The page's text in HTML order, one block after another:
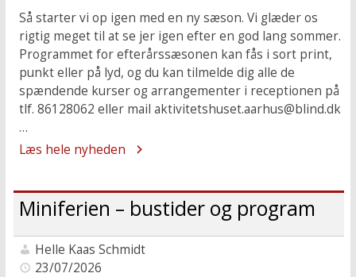
Så starter vi op igen med en ny sæson. Vi glæder os
rigtig meget til at se jer igen efter en god lang sommer.
Programmet for efterårssæsonen kan fås i sort print,
punkt eller på lyd, og du kan tilmelde dig alle de
spændende kurser og arrangementer i receptionen på
tlf. 86128062 eller mail aktivitetshuset.aarhus@blind.dk
…
Læs hele nyheden
Miniferien – bustider og program
Helle Kaas Schmidt
23/07/2026